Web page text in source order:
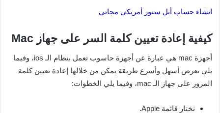
انشاء حساب أبل ستور أمريكي مجاني
كيفية إعادة تعيين كلمة السر على جهاز Mac
أجهزة mac هي عبارة عن أجهزة حاسوب تعمل بنظام الـ ios، وفيما
يلي نعرض أسهل وأسرع طريقة يمكن من خلالها إعادة تعيين كلمة
المرور على جهاز الـ mac، وفيما يلي الخطوات:
نختار قائمة Apple.